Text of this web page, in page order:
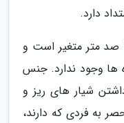
دارد.
صد متر متغیر است و
وجود ندارد. جنس
شیار های ریز و
به فردی که دارند،